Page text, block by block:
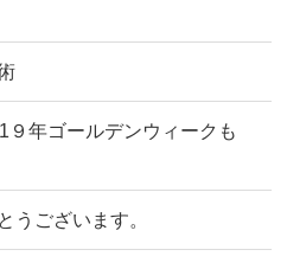
年ゴールデンウィークも
うございます。